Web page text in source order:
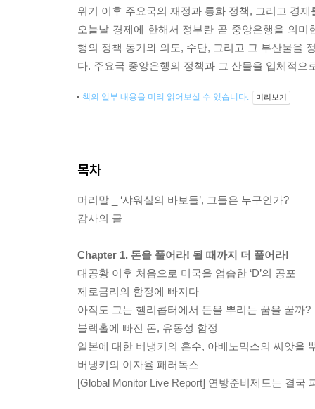
위기 이후 주요국의 재정과 통화 정책, 그리고 경
오늘날 경제에 한해서 정부란 곧 중앙은행을 의
행의 정책 동기와 의도, 수단, 그리고 그 부산물을
다. 주요국 중앙은행의 정책과 그 산물을 입체적
책의 일부 내용을 미리 읽어보실 수 있습니다. 미리보기
목차
머리말 _ ‘샤워실의 바보들’, 그들은 누구인가?
감사의 글
Chapter 1. 돈을 풀어라! 될 때까지 더 풀어라!
대공황 이후 처음으로 미국을 엄습한 ‘D’의 공포
제로금리의 함정에 빠지다
아직도 그는 헬리콥터에서 돈을 뿌리는 꿈을 꿀까?
블랙홀에 빠진 돈, 유동성 함정
일본에 대한 버냉키의 훈수, 아베노믹스의 씨앗을
버냉키의 이자율 패러독스
[Global Monitor Live Report] 연방준비제도는 결국